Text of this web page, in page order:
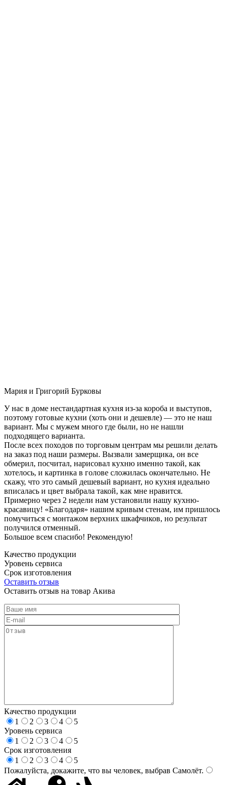
Мария и Григорий Бурковы
У нас в доме нестандартная кухня из-за короба и выступов,
поэтому готовые кухни (хоть они и дешевле) — это не наш
вариант. Мы с мужем много где были, но не нашли
подходящего варианта.
После всех походов по торговым центрам мы решили делать
на заказ под наши размеры. Вызвали замерщика, он все
обмерил, посчитал, нарисовал кухню именно такой, как
хотелось, и картинка в голове сложилась окончательно. Не
скажу, что это самый дешевый вариант, но кухня идеально
вписалась и цвет выбрала такой, как мне нравится.
Примерно через 2 недели нам установили нашу кухню-
красавицу! «Благодаря» нашим кривым стенам, им пришлось
помучиться с монтажом верхних шкафчиков, но результат
получился отменный.
Большое всем спасибо! Рекомендую!
Качество продукции
Уровень сервиса
Срок изготовления
Оставить отзыв
Оставить отзыв на товар Акива
Качество продукции
1
2 3 4
5
Уровень сервиса
1
2 3 4
5
Срок изготовления
1
2 3 4
5
Пожалуйста, докажите, что вы человек, выбрав Самолёт.